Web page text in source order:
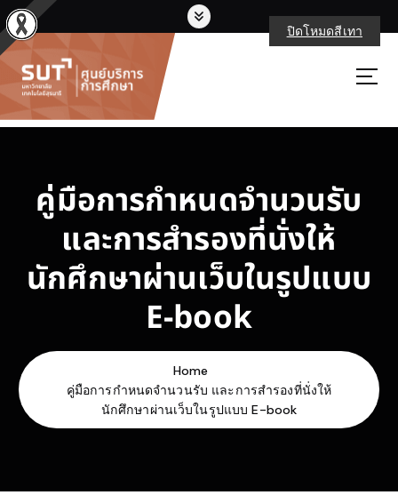
k
c
ศูนย์บริการการศึกษา มหาวิทยาลัยเทคโนโลยีสุรนารี
คู่มือการกำหนดจำนวนรับ
และการสำรองที่นั่งให้
นักศึกษาผ่านเว็บในรูปแบบ
E-book
Home
คู่มือการกำหนดจำนวนรับ และการสำรองที่นั่งให้
นักศึกษาผ่านเว็บในรูปแบบ E-book
ปิดโหมดสีเทา